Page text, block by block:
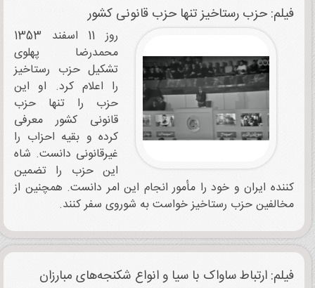
فیلم: حزب رستاخیز تنها حزب قانونی کشور
روز 11 اسفند 1353
محمدرضا پهلوی
تشکیل حزب رستاخیز
را اعلام کرد. او این
حزب را تنها حزب
قانونی کشور معرفی
کرده و بقیه احزاب را
غیرقانونی دانست. شاه
این حزب را تضمین
کننده ایران و خود را مأمور انجام این امر دانست. همچنین از
مخالفین حزب رستاخیز خواست به شوروی سفر کنند.
فیلم: ارتباط ساواک با سیا و انواع شکنجه‌های مبارزان